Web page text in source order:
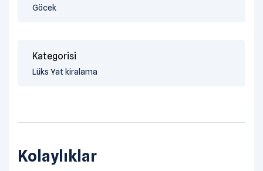
Göcek
Kategorisi
Lüks Yat kiralama
Kolaylıklar